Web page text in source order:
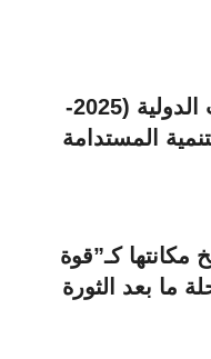
إفريقيا والشراكات الدولية (2025-
المستدامة
مكانتها كـ”قوة
ما بعد الثورة